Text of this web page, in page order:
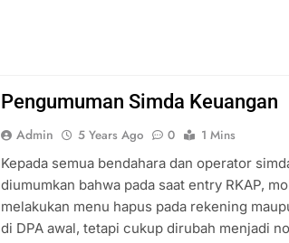
Pengumuman Simda Keuangan
Admin 5 Years Ago 0
1 Mins
Kepada semua bendahara dan operator
diumumkan bahwa pada saat entry RKAP,
melakukan menu hapus pada rekening
di DPA awal, tetapi cukup dirubah menjadi